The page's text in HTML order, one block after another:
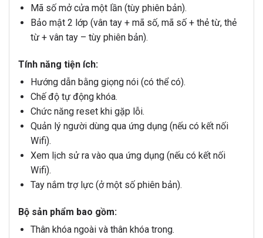
Mã số mở cửa một lần (tùy phiên bản).
Bảo mật 2 lớp (vân tay + mã số, mã số + thẻ từ, thẻ
từ + vân tay – tùy phiên bản).
Tính năng tiện ích:
Hướng dẫn bằng giọng nói (có thể có).
Chế độ tự động khóa.
Chức năng reset khi gặp lỗi.
Quản lý người dùng qua ứng dụng (nếu có kết nối
Wifi).
Xem lịch sử ra vào qua ứng dụng (nếu có kết nối
Wifi).
Tay nắm trợ lực (ở một số phiên bản).
Bộ sản phẩm bao gồm:
Thân khóa ngoài và thân khóa trong.